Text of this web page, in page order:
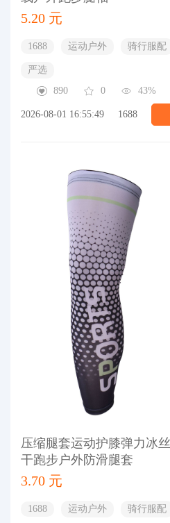
5.20 元
1688 运动户外 骑行服配
严选
890
0 43%
2026-08-01 16:55:49 1688
压缩腿套运动护膝弹力冰
干跑步户外防滑腿套
3.70 元
1688 运动户外 骑行服配